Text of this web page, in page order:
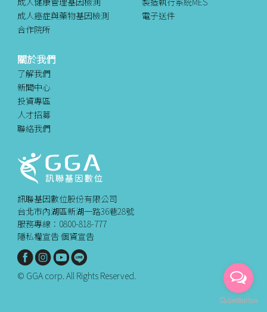
成人癌症與藥物基因檢測
合作院所
電子送件
關於我們
了解我們
新聞中心
投資專區
人才招募
聯絡我們
訊聯基因數位股份有限公司
台北市內湖區新湖一路36巷28號
服務專線：0800-818-777
隱私權宣告個資宣告
© GGA corp. All Rights Reserved.